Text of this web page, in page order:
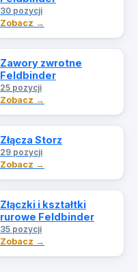
30 pozycji
Zobacz →
Zawory zwrotne
Feldbinder
25 pozycji
Zobacz →
Złącza Storz
29 pozycji
Zobacz →
Złączki i kształtki
rurowe Feldbinder
35 pozycji
Zobacz →